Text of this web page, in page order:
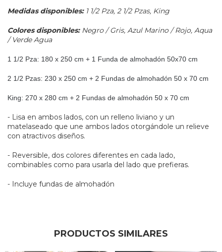
Medidas disponibles: 1 1/2 Pza, 2 1/2 Pzas, King
Colores disponibles: Negro / Gris, Azul Marino / Rojo, Aqua
/ Verde Agua
1 1/2 Pza: 180 x 250 cm + 1 Funda de almohadón 50x70 cm
2 1/2 Pzas: 230 x 250 cm + 2 Fundas de almohadón 50 x 70 cm
King: 270 x 280 cm + 2 Fundas de almohadón 50 x 70 cm
- Lisa en ambos lados, con un relleno liviano y un
matelaseado que une ambos lados otorgándole un relieve
con atractivos diseños.
- Reversible, dos colores diferentes en cada lado,
combinables como para usarla del lado que prefieras.
- Incluye fundas de almohadón
PRODUCTOS SIMILARES